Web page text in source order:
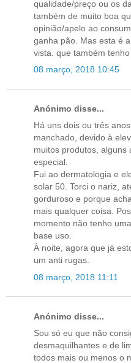
qualidade/preço ou os
também de muito boa
opinião/apelo ao
ganha pão. Mas esta é
vista. que também tenho
08 março, 2018 10:45
Anónimo disse...
Há uns dois ou três
manchado, devido à
muitos produtos, alguns
especial.
Fui ao dermatologia e
solar 50. Torci o nariz,
gorduroso e porque
mais qualquer coisa.
momento não tenho
base uso.
À noite, agora que já
um anti rugas.
08 março, 2018 11:11
Anónimo disse...
Sou só eu que não
desmaquilhantes e de
todos mais ou menos o